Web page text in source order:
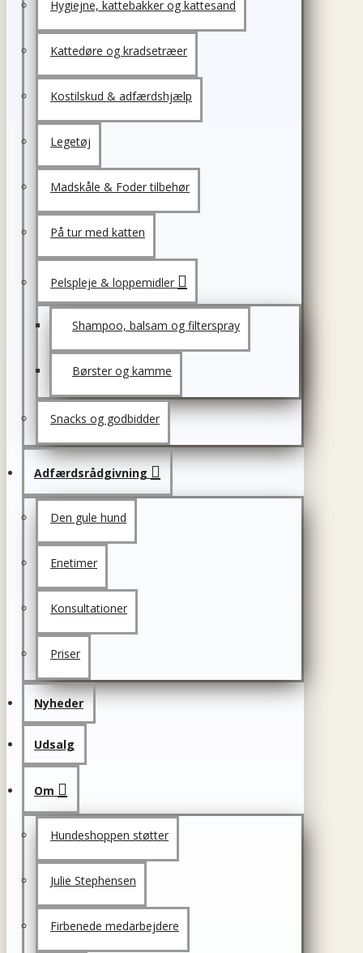
Hygiejne, kattebakker og kattesand
Kattedøre og kradsetræer
Kostilskud & adfærdshjælp
Legetøj
Madskåle & Foder tilbehør
På tur med katten
Pelspleje & loppemidler
Shampoo, balsam og filterspray
Børster og kamme
Snacks og godbidder
Adfærdsrådgivning
Den gule hund
Enetimer
Konsultationer
Priser
Nyheder
Udsalg
Om
Hundeshoppen støtter
Julie Stephensen
Firbenede medarbejdere